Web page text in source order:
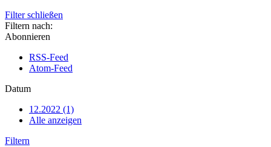
Filter schließen
Filtern nach:
Abonnieren
RSS-Feed
Atom-Feed
Datum
12.2022 (1)
Alle anzeigen
Filtern